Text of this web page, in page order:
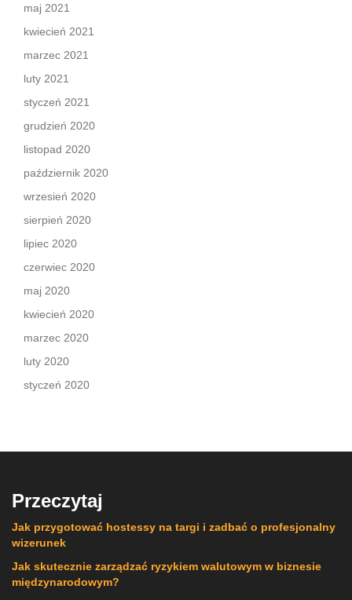
maj 2021
kwiecień 2021
marzec 2021
luty 2021
styczeń 2021
grudzień 2020
listopad 2020
październik 2020
wrzesień 2020
sierpień 2020
lipiec 2020
czerwiec 2020
maj 2020
kwiecień 2020
marzec 2020
luty 2020
styczeń 2020
Przeczytaj
Jak przygotować hostessy na targi i zadbać o profesjonalny
wizerunek
Jak skutecznie zarządzać ryzykiem walutowym w biznesie
międzynarodowym?